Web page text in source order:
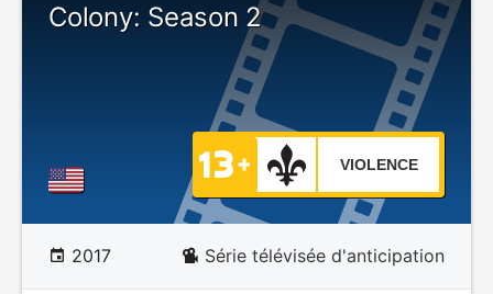
Colony: Season 2
VIOLENCE
2017 Série télévisée d'anticipation